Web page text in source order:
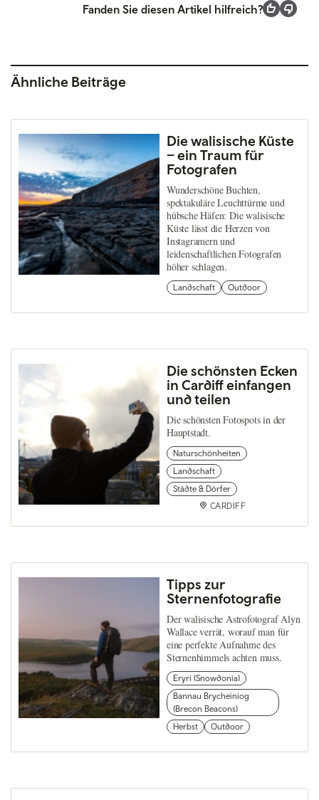
Fanden Sie diesen Artikel hilfreich?
Ähnliche Beiträge
Die walisische Küste
– ein Traum für
Fotografen
Wunderschöne Buchten,
spektakuläre Leuchttürme und
hübsche Häfen: Die walisische
Küste lässt die Herzen von
Instagramern und
leidenschaftlichen Fotografen
höher schlagen.
Landschaft Outdoor
Die schönsten Ecken
in Cardiff einfangen
und teilen
Die schönsten Fotospots in der
Hauptstadt.
Naturschönheiten
Landschaft
Städte & Dörfer
CARDIFF
Tipps zur
Sternenfotografie
Der walisische Astrofotograf Alyn
Wallace verrät, worauf man für
eine perfekte Aufnahme des
Sternenhimmels achten muss.
Eryri (Snowdonia)
Bannau Brycheiniog
(Brecon Beacons)
Herbst
Outdoor